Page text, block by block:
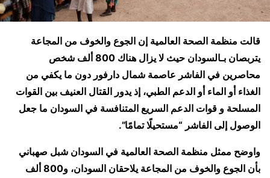
قالت منظمة الصحة العالمية إن الجوع والخوف من المجاعة
يتربصان بـالسودان حيث لا يزال هناك 800 ألف شخص
محاصرين في الفاشر عاصمة شمال دارفور دون ما يكفي من
الغذاء أو الماء أو الدعم الطبي، إذ يدور القتال العنيف بين القوات
المسلحة و قوات الدعم السريع المتنافسة في السودان ما جعل
الوصول إلى الفاشر “مستحيلًا تمامًا”.
واوضح ممثل منظمة الصحة العالمية في السودان شبل صهباني
بأن الجوع والخوف من المجاعة يلاحقان السودان، و800 ألف